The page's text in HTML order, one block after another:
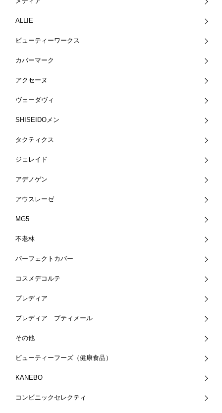
ALLIE
ビューティーワークス
カバーマーク
アクセーヌ
ヴェーダヴィ
SHISEIDOメン
タクティクス
ジェレイド
アデノゲン
アウスレーゼ
MG5
不老林
パーフェクトカバー
コスメデコルテ
プレディア
プレディア プティメール
その他
ビューティーフーズ（健康食品）
KANEBO
コンビニックセレクティ